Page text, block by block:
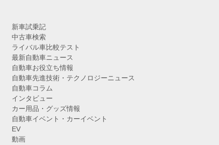
新車試乗記
中古車検索
ライバル車比較テスト
最新自動車ニュース
自動車お役立ち情報
自動車先進技術・テクノロジーニュース
自動車コラム
インタビュー
カー用品・グッズ情報
自動車イベント・カーイベント
EV
動画